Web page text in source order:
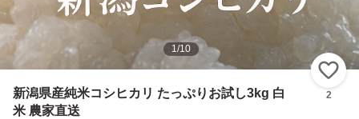
1/10
新潟県産純米コシヒカリ たっぷりお試し3kg 白
米 農家直送
2